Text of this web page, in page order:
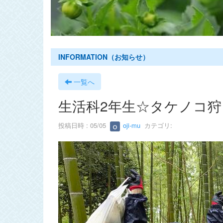
s
INFORMATION（お知らせ）
一覧へ
生活科2年生☆タケノコ
投稿日時 : 05/05 oji-mu カテゴリ: